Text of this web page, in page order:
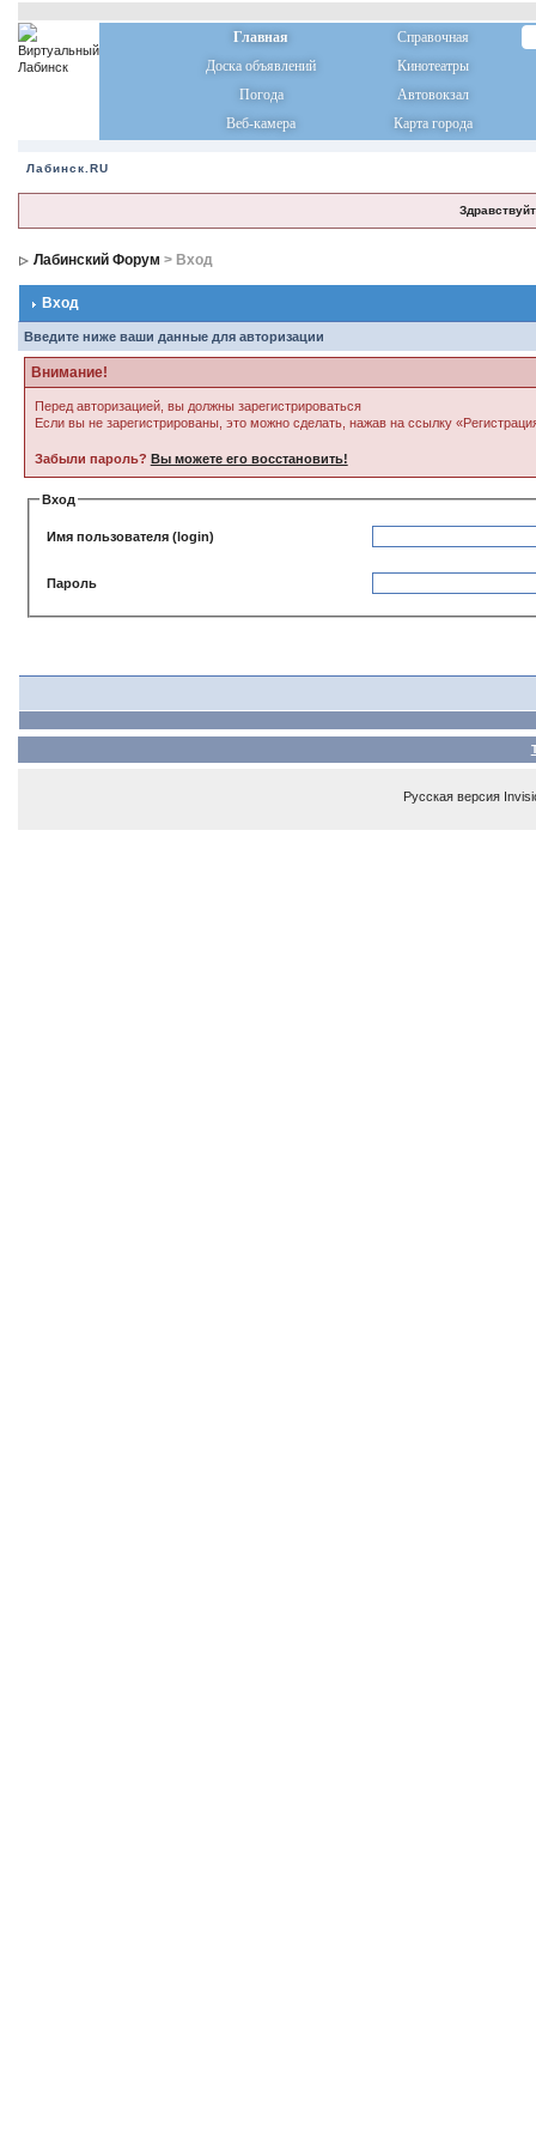
Главная
Справочная
Доска объявлений
Кинотеатры
Погода
Автовокзал
Веб-камера
Карта города
Лабинск.RU
Лабинский Форум > Вход
Вход
Введите ниже ваши данные для авторизации
Внимание!
Перед авторизацией, вы должны зарегистрироваться
Если вы не зарегистрированы, это можно сделать, нажав на ссылку
Забыли пароль? Вы можете его восстановить!
Вход
Имя пользователя (login)
Пароль
Русская версия